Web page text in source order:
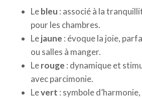
Lebleu : associé à la
pour les chambres.
Lejaune : évoque la joie,
ou salles à manger.
Lerouge : dynamique et
avec parcimonie.
Levert : symbole